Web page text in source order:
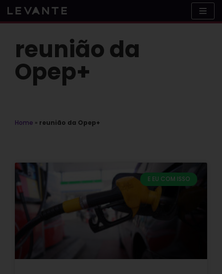
Skip
to
reunião da
Opep+
Home » reunião da Opep+
E EU COM ISSO